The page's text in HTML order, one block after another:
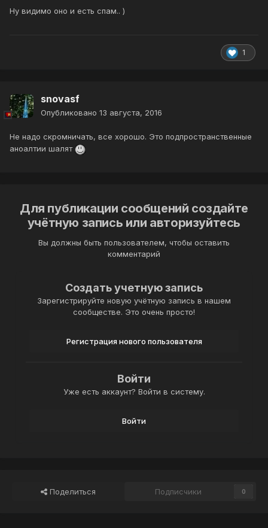
Ну видимо оно и есть спам.. )
1
snovasf
Опубликовано 13 августа, 2016
Не надо скромничать, все хорошо. Это подпространственные
аноалтии шалят
Для публикации сообщений создайте
учётную запись или авторизуйтесь
Вы должны быть пользователем, чтобы оставить
комментарий
Создать учетную запись
Зарегистрируйте новую учётную запись в нашем
сообществе. Это очень просто!
Регистрация нового пользователя
Войти
Уже есть аккаунт? Войти в систему.
Войти
Поделиться Подписчики 0